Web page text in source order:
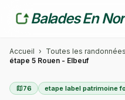
Balades En
Accueil › Toutes les randonnées
étape 5 Rouen - Elbeuf
map76 etape label patrimoine